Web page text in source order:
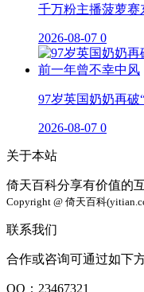
千万粉主播菠萝赛
2026-08-07 0
97岁英国奶奶再
2026-08-07 0
关于本站
倚天百科分享有价值的
Copyright @ 倚天百科
联系我们
合作或咨询可通过如下
QQ：23467321